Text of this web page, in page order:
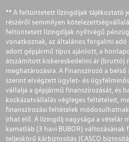
** A feltüntetett lízingdíjak tájékoztató
részéről semmilyen
feltüntetett lízingdíjak nyíltvégű
vonatkoznak, az általános forgalmi adó
adott gépjármű típus ajánlott, a
átszámított kiskereskedelmi ár (bruttó)
meghatározásra. A Finanszírozó a
szerint elvégzett ügylet- és
vállalja a gépjármű finanszírozását, és
kockázatvállalás végleges feltételeit,
finanszírozási feltételek
írhat elő. A lízingdíj nagysága a vételár
kamatláb (3 havi BUBOR)
teljeskörű kárbiztosítás (CASCO